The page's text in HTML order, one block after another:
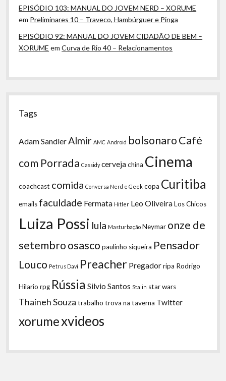
EPISÓDIO 103: MANUAL DO JOVEM NERD – XORUME
em Preliminares 10 – Traveco, Hambúrguer e Pinga
EPISÓDIO 92: MANUAL DO JOVEM CIDADÃO DE BEM –
XORUME emCurva de Rio 40 – Relacionamentos
Tags
Adam Sandler Almir AMC Android bolsonaroCafé
com Porrada Cassidy cervejachina Cinema
coachcast comida Conversa Nerd e Geek copa Curitiba
emails faculdade Fermata Hitler Leo OliveiraLos Chicos
Luiza Possi lula Masturbação Neymar onze de
setembroosasco paulinho siqueira Pensador
Louco Petrus Davi Preacher Pregadorripa Rodrigo
Hilario rpg Rússia Silvio Santos Stalin star wars
Thaineh Souza trabalho trova na taverna Twitter
xorumexvideos